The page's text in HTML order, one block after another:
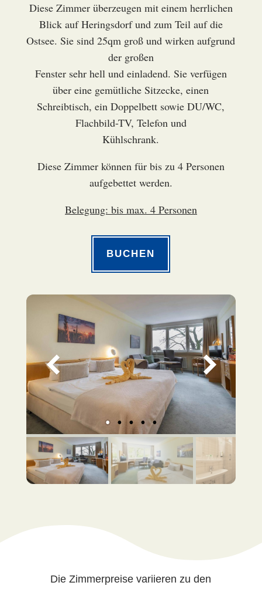
Diese Zimmer überzeugen mit einem herrlichen
Blick auf Heringsdorf und zum Teil auf die
Ostsee. Sie sind 25qm groß und wirken aufgrund
der großen
Fenster sehr hell und einladend. Sie verfügen
über eine gemütliche Sitzecke, einen
Schreibtisch, ein Doppelbett sowie DU/WC,
Flachbild-TV, Telefon und
Kühlschrank.
Diese Zimmer können für bis zu 4 Personen
aufgebettet werden.
Belegung: bis max. 4 Personen
BUCHEN
Die Zimmerpreise variieren zu den